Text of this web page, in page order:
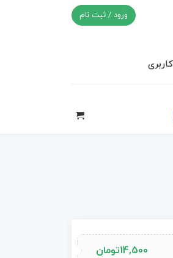
ورود / ثبت نام
14,500تومان